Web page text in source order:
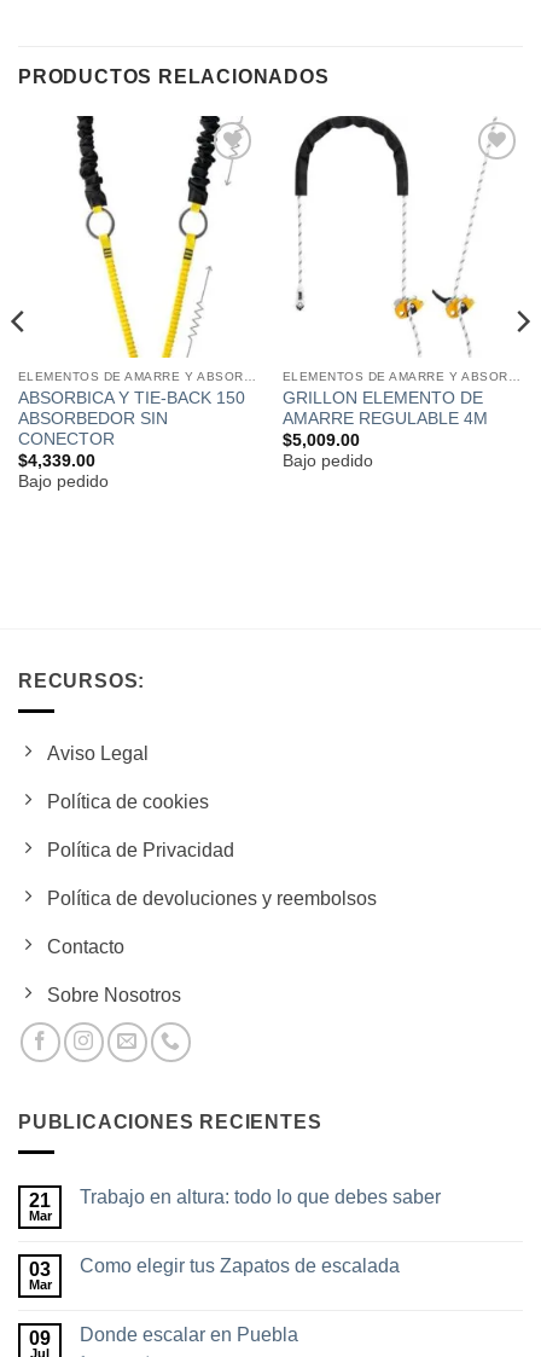
PRODUCTOS RELACIONADOS
Añadir
lista de
deseos
ELEMENTOS DE AMARRE Y ABSORBEDORES DE ENERGÍA
ABSORBICA Y TIE-BACK 150
ABSORBEDOR SIN
CONECTOR
$4,339.00
Bajo pedido
Añadir
a la
lista de
deseos
ELEMENTOS DE AMARRE Y ABSORBEDORES DE ENERGÍA
GRILLON ELEMENTO DE
AMARRE REGULABLE 4M
$5,009.00
Bajo pedido
RECURSOS:
Aviso Legal
Política de cookies
Política de Privacidad
Política de devoluciones y reembolsos
Contacto
Sobre Nosotros
PUBLICACIONES RECIENTES
21
Mar
Trabajo en altura: todo lo que debes saber
en
todo
lo
03
Mar
Como elegir tus Zapatos de escalada
en
09
Jul
Donde escalar en Puebla